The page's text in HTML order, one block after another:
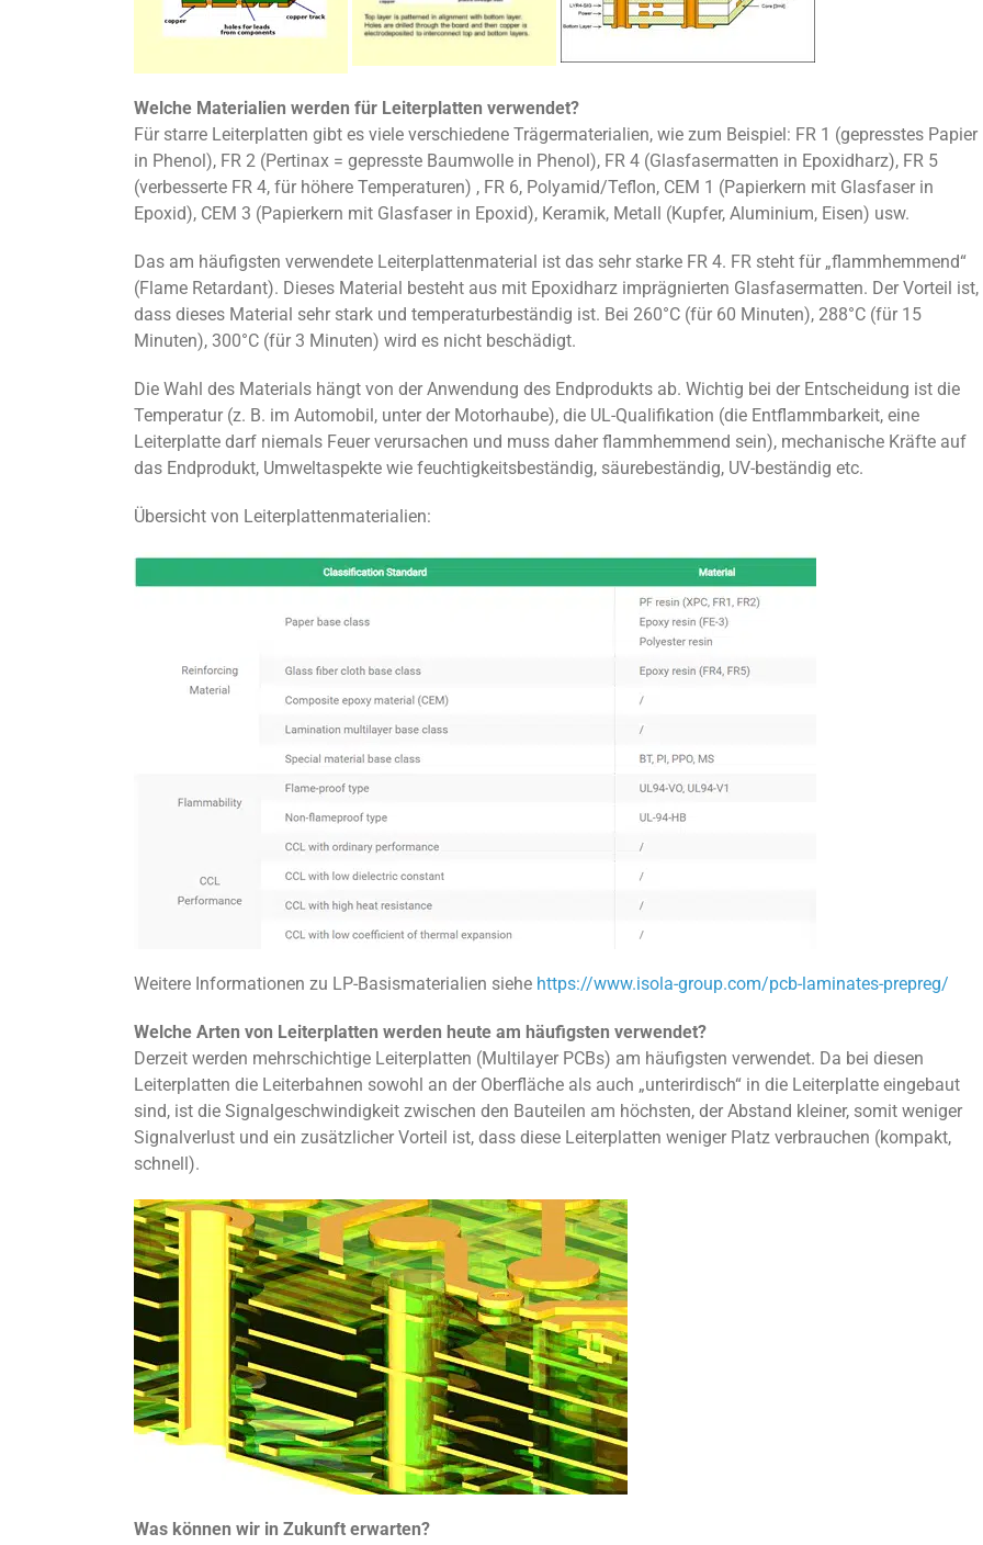
Welche Materialien werden für Leiterplatten verwendet?
Für starre Leiterplatten gibt es viele verschiedene Trägermaterialien, wie zum Beispiel: FR 1 (gepresstes Papier
in Phenol), FR 2 (Pertinax = gepresste Baumwolle in Phenol), FR 4 (Glasfasermatten in Epoxidharz), FR 5
(verbesserte FR 4, für höhere Temperaturen) , FR 6, Polyamid/Teflon, CEM 1 (Papierkern mit Glasfaser in
Epoxid), CEM 3 (Papierkern mit Glasfaser in Epoxid), Keramik, Metall (Kupfer, Aluminium, Eisen) usw.
Das am häufigsten verwendete Leiterplattenmaterial ist das sehr starke FR 4. FR steht für „flammhemmend“
(Flame Retardant). Dieses Material besteht aus mit Epoxidharz imprägnierten Glasfasermatten. Der Vorteil ist,
dass dieses Material sehr stark und temperaturbeständig ist. Bei 260°C (für 60 Minuten), 288°C (für 15
Minuten), 300°C (für 3 Minuten) wird es nicht beschädigt.
Die Wahl des Materials hängt von der Anwendung des Endprodukts ab. Wichtig bei der Entscheidung ist die
Temperatur (z. B. im Automobil, unter der Motorhaube), die UL-Qualifikation (die Entflammbarkeit, eine
Leiterplatte darf niemals Feuer verursachen und muss daher flammhemmend sein), mechanische Kräfte auf
das Endprodukt, Umweltaspekte wie feuchtigkeitsbeständig, säurebeständig, UV-beständig etc.
Übersicht von Leiterplattenmaterialien:
Weitere Informationen zu LP-Basismaterialien siehe https://www.isola-group.com/pcb-laminates-prepreg/
Welche Arten von Leiterplatten werden heute am häufigsten verwendet?
Derzeit werden mehrschichtige Leiterplatten (Multilayer PCBs) am häufigsten verwendet. Da bei diesen
Leiterplatten die Leiterbahnen sowohl an der Oberfläche als auch „unterirdisch“ in die Leiterplatte eingebaut
sind, ist die Signalgeschwindigkeit zwischen den Bauteilen am höchsten, der Abstand kleiner, somit weniger
Signalverlust und ein zusätzlicher Vorteil ist, dass diese Leiterplatten weniger Platz verbrauchen (kompakt,
schnell).
Was können wir in Zukunft erwarten?